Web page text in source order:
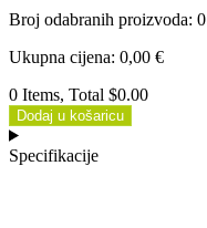
Broj odabranih proizvoda: 0
Ukupna cijena: 0,00 €
0 Items, Total $0.00
Dodaj u košaricu
Specifikacije